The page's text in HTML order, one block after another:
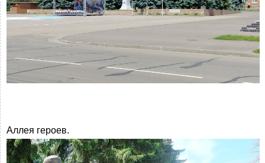
Аллея героев.